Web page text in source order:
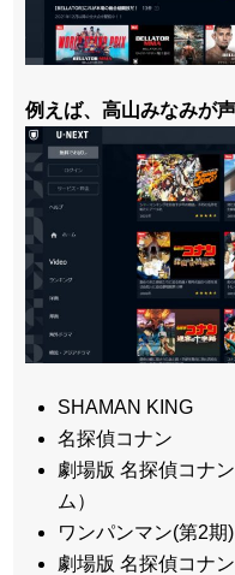
例えば、高山みなみが
SHAMAN KING
名探偵コナン
劇場版 名探偵コナ
ム）
ワンパンマン(第2期)
劇場版 名探偵コナ